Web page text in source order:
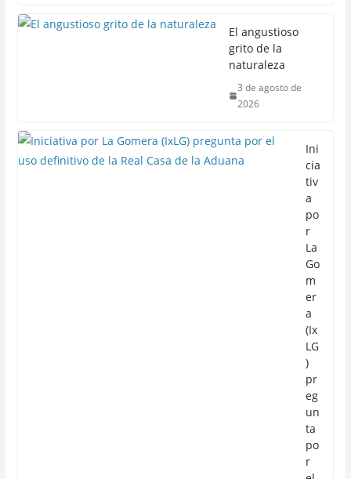
El angustioso
grito de la
naturaleza
3 de agosto de
2026
Ini
cia
tiv
a
po
r
La
Go
m
er
a
(Ix
LG
)
pr
eg
un
ta
po
r